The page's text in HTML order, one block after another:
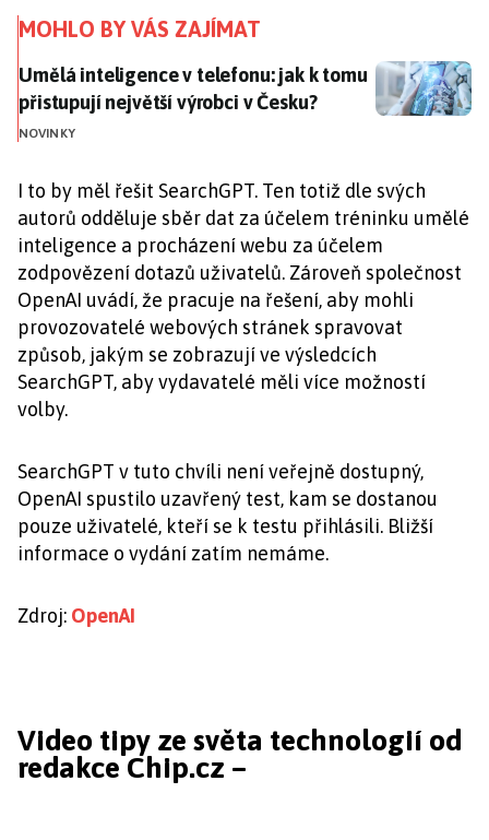
MOHLO BY VÁS ZAJÍMAT
Umělá inteligence v telefonu: jak k tomu přistupují
Umělá inteligence v telefonu: jak k tomu
přistupují největší výrobci v Česku?
NOVINKY
I to by měl řešit SearchGPT. Ten totiž dle svých
autorů odděluje sběr dat za účelem tréninku umělé
inteligence a procházení webu za účelem
zodpovězení dotazů uživatelů. Zároveň společnost
OpenAI uvádí, že pracuje na řešení, aby mohli
provozovatelé webových stránek spravovat
způsob, jakým se zobrazují ve výsledcích
SearchGPT, aby vydavatelé měli více možností
volby.
SearchGPT v tuto chvíli není veřejně dostupný,
OpenAI spustilo uzavřený test, kam se dostanou
pouze uživatelé, kteří se k testu přihlásili. Bližší
informace o vydání zatím nemáme.
Zdroj: OpenAI
Video tipy ze světa technologií od
redakce Chip.cz –